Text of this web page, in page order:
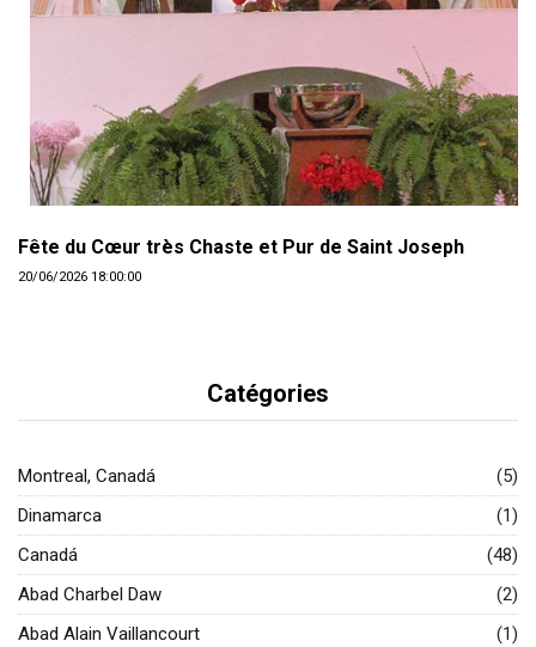
Fête du Cœur très Chaste et Pur de Saint Joseph
20/06/2026 18:00:00
Catégories
Montreal, Canadá
(5)
Dinamarca
(1)
Canadá
(48)
Abad Charbel Daw
(2)
Abad Alain Vaillancourt
(1)